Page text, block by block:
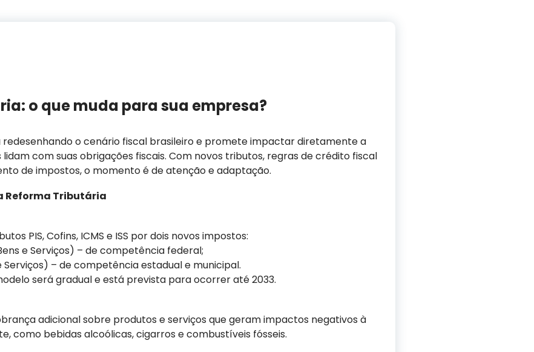
o que muda para sua empresa?
redesenhando o cenário fiscal brasileiro e promete impactar diretamente a
com suas obrigações fiscais. Com novos tributos, regras de crédito fiscal
de impostos, o momento é de atenção e adaptação.
Reforma Tributária
PIS, Cofins, ICMS e ISS por dois novos impostos:
e Serviços) – de competência federal;
Serviços) – de competência estadual e municipal.
será gradual e está prevista para ocorrer até 2033.
adicional sobre produtos e serviços que geram impactos negativos à
como bebidas alcoólicas, cigarros e combustíveis fósseis.